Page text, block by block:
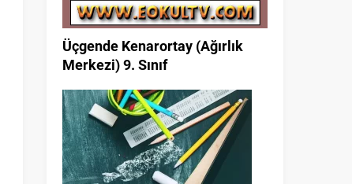
Üçgende Kenarortay (Ağırlık
Merkezi) 9. Sınıf